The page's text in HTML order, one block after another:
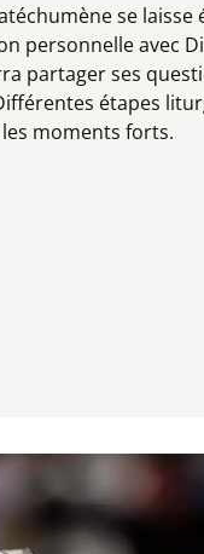
se laisse
personnelle avec
partager ses
étapes
moments forts.